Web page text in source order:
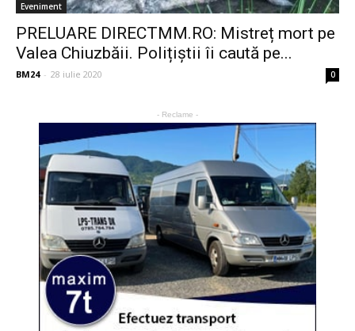
Eveniment
PRELUARE DIRECTMM.RO: Mistreț mort pe
Valea Chiuzbăii. Polițiștii îi caută pe...
BM24 - 28 iulie 2020 0
- Reclame -